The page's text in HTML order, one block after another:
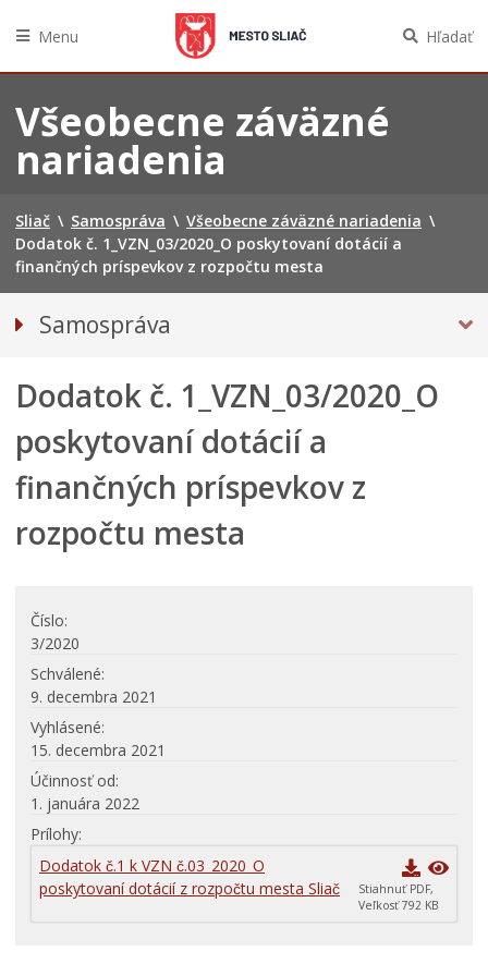
na
obsah
Menu Hľadať
Všeobecne záväzné
nariadenia
Sliač \ Samospráva \ Všeobecne záväzné nariadenia \
Dodatok č. 1_VZN_03/2020_O poskytovaní dotácií a
finančných príspevkov z rozpočtu mesta
Samospráva
Primátorka mesta
Mesto Sliač
Hlavný kontrolór mesta
Mestské zastupiteľstvo
Komisie
Verejné obstarávania
Územné plánovanie
Poskytovanie informácií
Dokumenty mesta
Protispoločenská činnosť
Voľby prezidenta SR 2024
Dodatok č. 1_VZN_03/2020_O
poskytovaní dotácií a
finančných príspevkov z
rozpočtu mesta
Číslo
3/2020
Schválené
9. decembra 2021
Vyhlásené
15. decembra 2021
Účinnosť od
1. januára 2022
Prílohy
Dodatok č.1 k VZN č.03_2020_O
poskytovaní dotácií z rozpočtu mesta Sliač
Stiahnuť PDF,
Veľkosť 792 KB